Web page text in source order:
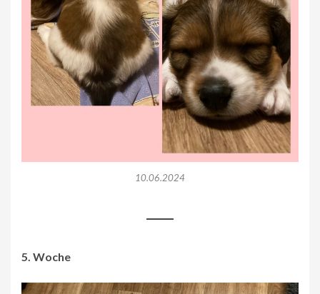
10.06.2024
5. Woche